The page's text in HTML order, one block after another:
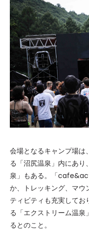
会場となるキャンプ場は
る「沼尻温泉」内にあ
泉」もある。「
か、トレッキング、マウ
ティビティも充実してお
る「エクストリーム温
るとのこと。